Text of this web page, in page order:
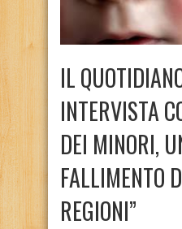
IL
INTERVISTA
DEI MINORI,
FALLIMENTO
REGIONI”